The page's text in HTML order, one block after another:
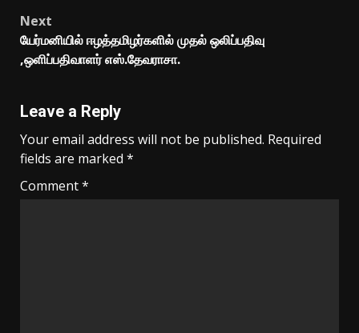
Next
யேர்மனியில் ஈழத்தமிழர்களில் முதல் ஒலிப்பதிவு
,ஒளிப்பதிவாளர் எஸ்.தேவராசா.
Leave a Reply
Your email address will not be published. Required
fields are marked *
Comment*